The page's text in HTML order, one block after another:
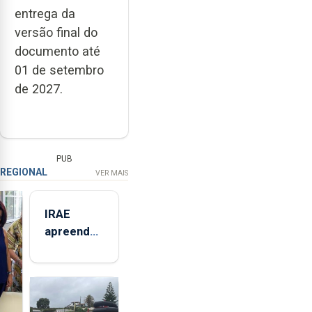
entrega da
versão final do
documento até
01 de setembro
de 2027.
PUB
REGIONAL VER MAIS
IRAE
apreendeu
toneladas
de
alimentos